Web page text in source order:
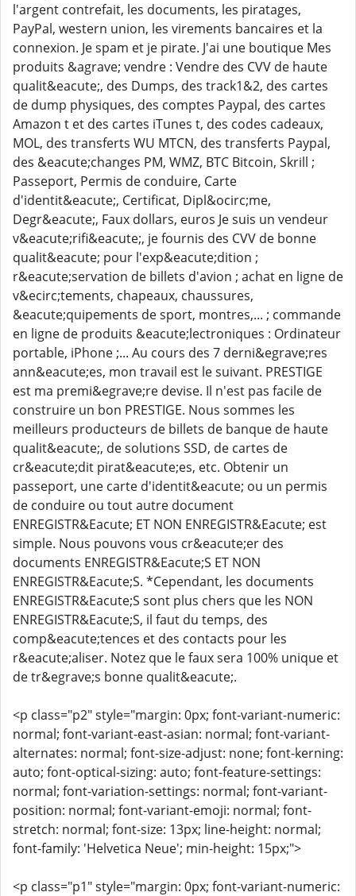
l'argent contrefait, les documents, les piratages,
PayPal, western union, les virements bancaires et la
connexion. Je spam et je pirate. J'ai une boutique Mes
produits &agrave; vendre : Vendre des CVV de haute
qualit&eacute;, des Dumps, des track1&2, des cartes
de dump physiques, des comptes Paypal, des cartes
Amazon t et des cartes iTunes t, des codes cadeaux,
MOL, des transferts WU MTCN, des transferts Paypal,
des &eacute;changes PM, WMZ, BTC Bitcoin, Skrill ;
Passeport, Permis de conduire, Carte
d'identit&eacute;, Certificat, Dipl&ocirc;me,
Degr&eacute;, Faux dollars, euros Je suis un vendeur
v&eacute;rifi&eacute;, je fournis des CVV de bonne
qualit&eacute; pour l'exp&eacute;dition ;
r&eacute;servation de billets d'avion ; achat en ligne de
v&ecirc;tements, chapeaux, chaussures,
&eacute;quipements de sport, montres,... ; commande
en ligne de produits &eacute;lectroniques : Ordinateur
portable, iPhone ;... Au cours des 7 derni&egrave;res
ann&eacute;es, mon travail est le suivant. PRESTIGE
est ma premi&egrave;re devise. Il n'est pas facile de
construire un bon PRESTIGE. Nous sommes les
meilleurs producteurs de billets de banque de haute
qualit&eacute;, de solutions SSD, de cartes de
cr&eacute;dit pirat&eacute;es, etc. Obtenir un
passeport, une carte d'identit&eacute; ou un permis
de conduire ou tout autre document
ENREGISTR&Eacute; ET NON ENREGISTR&Eacute; est
simple. Nous pouvons vous cr&eacute;er des
documents ENREGISTR&Eacute;S ET NON
ENREGISTR&Eacute;S. *Cependant, les documents
ENREGISTR&Eacute;S sont plus chers que les NON
ENREGISTR&Eacute;S, il faut du temps, des
comp&eacute;tences et des contacts pour les
r&eacute;aliser. Notez que le faux sera 100% unique et
de tr&egrave;s bonne qualit&eacute;.
<p class="p2" style="margin: 0px; font-variant-numeric:
normal; font-variant-east-asian: normal; font-variant-
alternates: normal; font-size-adjust: none; font-kerning:
auto; font-optical-sizing: auto; font-feature-settings:
normal; font-variation-settings: normal; font-variant-
position: normal; font-variant-emoji: normal; font-
stretch: normal; font-size: 13px; line-height: normal;
font-family: 'Helvetica Neue'; min-height: 15px;">
<p class="p1" style="margin: 0px; font-variant-numeric: